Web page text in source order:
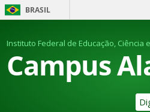
BRASIL
Instituto Federal de Educação, Ciência
Campus